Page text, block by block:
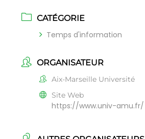
CATÉGORIE
Temps d'information
ORGANISATEUR
Aix-Marseille Université
Site Web
https://www.univ-amu.fr/